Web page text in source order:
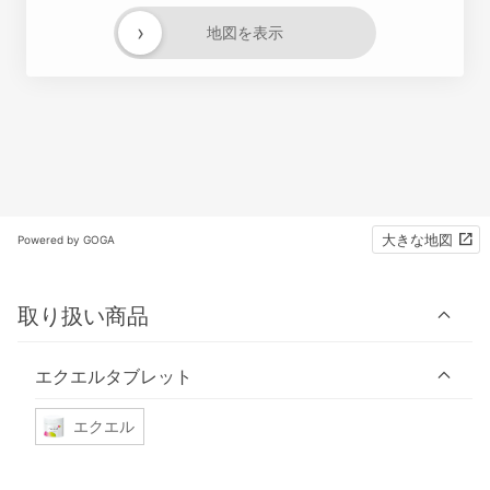
地図を表示
›
Powered by GOGA 大きな地図
取り扱い商品
エクエルタブレット
エクエル